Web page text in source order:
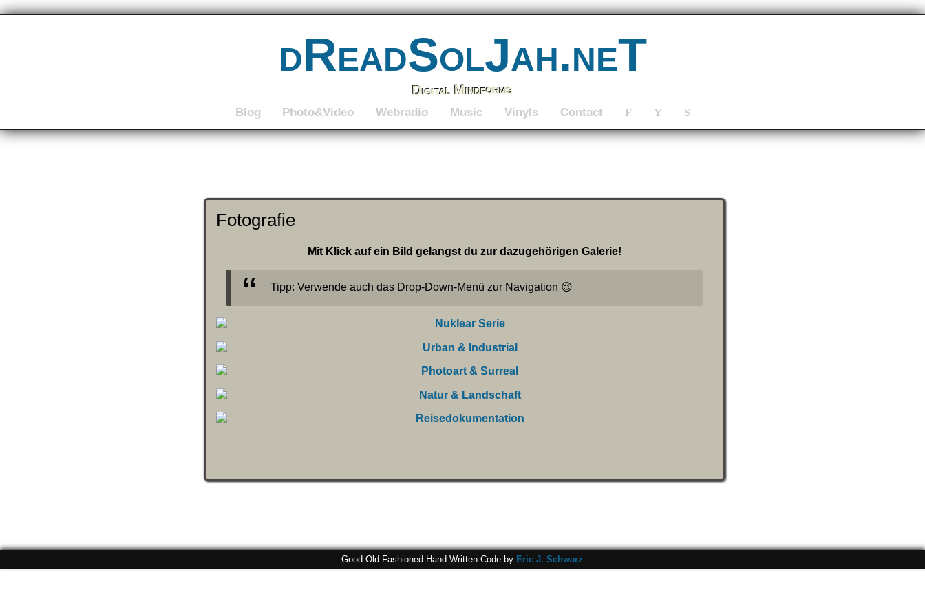
dReadSolJah.neT
Digital Mindforms
Blog Photo&Video Webradio Music Vinyls Contact F Y S
Fotografie
Mit Klick auf ein Bild gelangst du zur dazugehörigen Galerie!
Tipp: Verwende auch das Drop-Down-Menü zur Navigation 😉
Good Old Fashioned Hand Written Code by Eric J. Schwarz